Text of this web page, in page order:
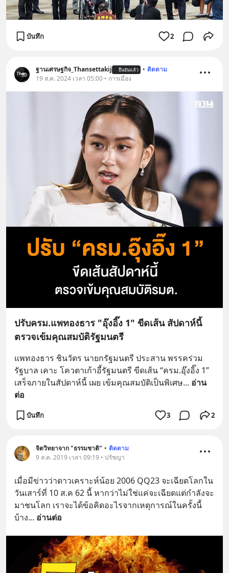
บันทึก 2
ฐานเศรษฐกิจ_Thansettakij ยืนยันแล้ว • ติดตาม
19 ส.ค. 2024 เวลา 05:00 • การเมือง
ปรับครม.แพทองธาร "อุ๊งอิ๊ง 1" ขีดเส้น สัปดาห์นี้
ตรวจเข้มคุณสมบัติรัฐมนตรี
แพทองธาร ชินวัตร นายกรัฐมนตรี ประสาน พรรคร่วม
รัฐบาล เคาะ โควตาเก้าอี้รัฐมนตรี ขีดเส้น “ครม.อุ๊งอิ๊ง 1”
เสร็จภายในสัปดาห์นี้ เผย เข้มคุณสมบัติเป็นพิเศษ... อ่าน
ต่อ
บันทึก 3 2
จิตวิทยาจาก "ธรรมชาติ" • ติดตาม
9 ส.ค. 2019 เวลา 09:19 • ปรัชญา
เมื่อมีข่าวว่าดาวเคราะห์น้อย 2006 QQ23 จะเฉียดโลกใน
วันเสาร์ที่ 10 ส.ค 62 นี้ หากว่าไม่ใช่แค่จะเฉียดแต่กำลังจะ
มาชนโลก เราจะได้ข้อคิดอะไรจากเหตุการณ์ในครั้งนี้
บ้าง... อ่านต่อ